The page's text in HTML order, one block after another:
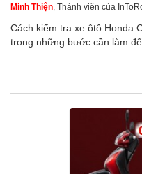
Minh Thiện , Thành viên của
Cách kiểm tra xe ôtô Honda
trong những bước cần làm